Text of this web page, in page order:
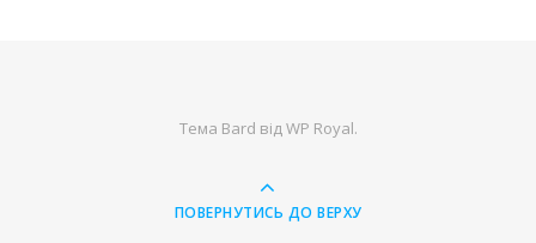
Тема Bard відWP Royal.
ПОВЕРНУТИСЬ ДО ВЕРХУ